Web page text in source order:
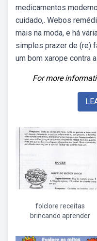
medicamentos
cuidado,. Webos
mais na moda, e há
simples prazer de (re)
um bom xarope contra
For more
folclore receitas
brincando aprender